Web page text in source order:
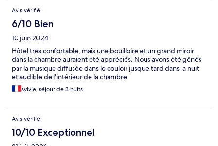
Avis vérifié
6/10 Bien
10 juin 2024
Hôtel très confortable, mais une bouilloire et un grand miroir
dans la chambre auraient été appréciés. Nous avons été gênés
par la musique diffusée dans le couloir jusque tard dans la nuit
et audible de l'intérieur de la chambre
sylvie, séjour de 3 nuits
Avis vérifié
10/10 Exceptionnel